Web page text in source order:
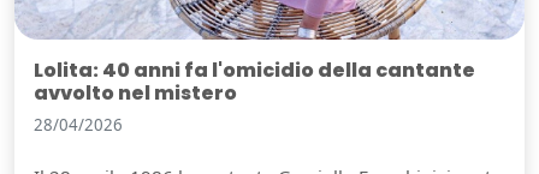
Lolita: 40 anni fa l'omicidio della cantante
avvolto nel mistero
28/04/2026